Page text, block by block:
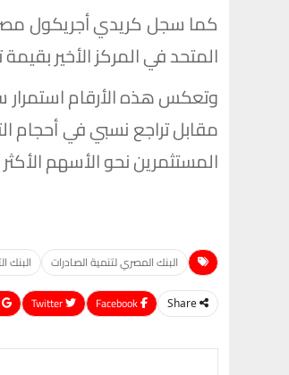
المتحد في المركز الأخير بقيمة تداول 2.39 مليون جنيه
وتعكس هذه الأرقام استمرار
مقابل تراجع نسبي في أحجام
المستثمرين نحو الأسهم
البنك المصري لتنمية الصادرات البنك
Share